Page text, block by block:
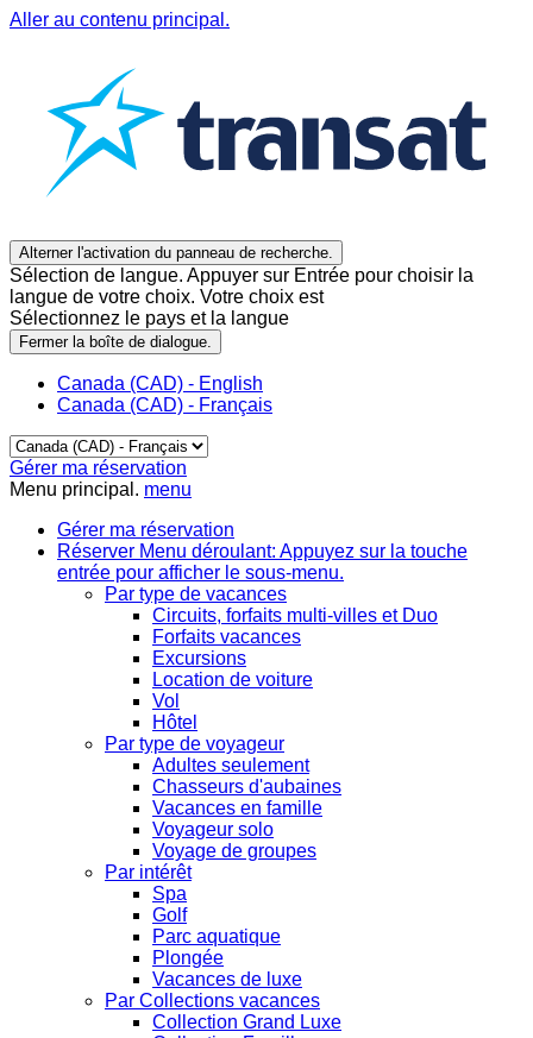
Aller au contenu principal.
Alterner l'activation du panneau de recherche.
Sélection de langue. Appuyer sur Entrée pour choisir la
langue de votre choix. Votre choix est
Sélectionnez le pays et la langue
Fermer la boîte de dialogue.
Canada (CAD) - English
Canada (CAD) - Français
Gérer ma réservation
Menu principal. menu
Gérer ma réservation
Réserver Menu déroulant: Appuyez sur la touche
entrée pour afficher le sous-menu.
Par type de vacances
Circuits, forfaits multi-villes et Duo
Forfaits vacances
Excursions
Location de voiture
Vol
Hôtel
Par type de voyageur
Adultes seulement
Chasseurs d'aubaines
Vacances en famille
Voyageur solo
Voyage de groupes
Par intérêt
Spa
Golf
Parc aquatique
Plongée
Vacances de luxe
Par Collections vacances
Collection Grand Luxe